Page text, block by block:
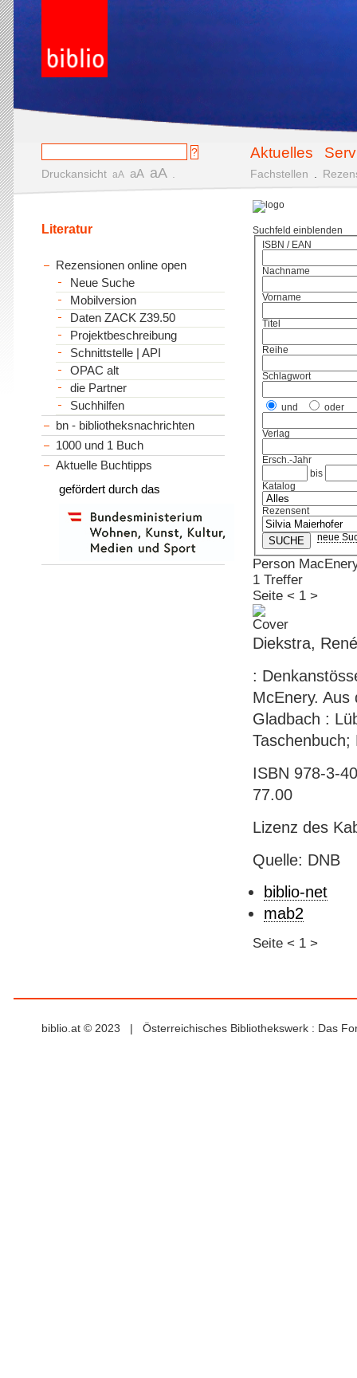
Aktuelles
Druckansicht aA aA aA Fachstellen
Suchfeld einblenden
ISBN / EAN
Nachname
Vorname
Titel
Reihe
Schlagwort
und oder
Verlag
Ersch.-Jahr
bis
Katalog
Rezensent
neue
Person
1 Treffer
Seite < 1 >
Diekstra,
:
McEnery.
Gladbach :
ISBN 978-3-
77.00
Lizenz des
Quelle: DNB
biblio-net
mab2
Seite < 1 >
Literatur
Rezensionen online open
Neue Suche
Mobilversion
Daten ZACK Z39.50
Projektbeschreibung
Schnittstelle | API
OPAC alt
die Partner
Suchhilfen
bn - bibliotheksnachrichten
1000 und 1 Buch
Aktuelle Buchtipps
gefördert durch das
biblio.at © 2023 | Österreichisches Bibliothekswerk : Das